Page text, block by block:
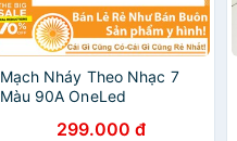
Mạch Nháy Theo Nhạc 7
Màu 90A OneLed
299.000 đ